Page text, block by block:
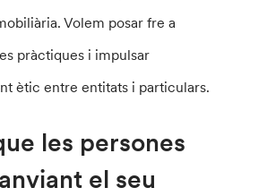
Volem posar fre a
pràctiques i impulsar
ètic entre entitats i particulars.
les persones
el seu